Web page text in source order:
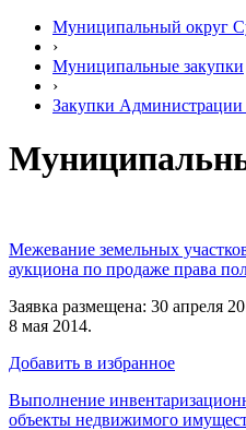
Муниципальный округ
›
Муниципальные закупки
›
Закупки Администрации
Межевание земельных
аукциона по продаже права
Заявка размещена: 30 апреля
8 мая 2014.
Добавить в избранное
Выполнение
объекты недвижимого